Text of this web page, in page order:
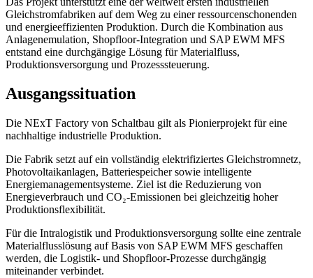
Gleichstromfabriken auf dem Weg zu einer ressourcenschonenden
und energieeffizienten Produktion. Durch die Kombination aus
Anlagenemulation, Shopfloor-Integration und SAP EWM MFS
entstand eine durchgängige Lösung für Materialfluss,
Produktionsversorgung und Prozesssteuerung.
Ausgangssituation
Die NExT Factory von Schaltbau gilt als Pionierprojekt für eine
nachhaltige industrielle Produktion.
Die Fabrik setzt auf ein vollständig elektrifiziertes Gleichstromnetz,
Photovoltaikanlagen, Batteriespeicher sowie intelligente
Energiemanagementsysteme. Ziel ist die Reduzierung von
Energieverbrauch und CO₂-Emissionen bei gleichzeitig hoher
Produktionsflexibilität.
Für die Intralogistik und Produktionsversorgung sollte eine zentrale
Materialflusslösung auf Basis von SAP EWM MFS geschaffen
werden, die Logistik- und Shopfloor-Prozesse durchgängig
miteinander verbindet.